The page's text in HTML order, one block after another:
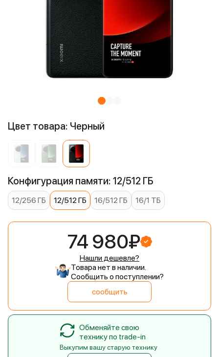
Цвет товара: Черный
Конфигурация памяти: 12/512 ГБ
12/256 ГБ 12/512 ГБ 16/512 ГБ 16/1 ТБ
74 980₽
Нашли дешевле?
Товара нет в наличии.
Сообщить о поступлении?
сообщить
Обменяйте свою
технику по trade-in
Выкупим вашу старую технику